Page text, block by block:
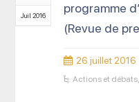
Juil 2016
programme
(Revue de
26 juillet 2016
Actions et débats,